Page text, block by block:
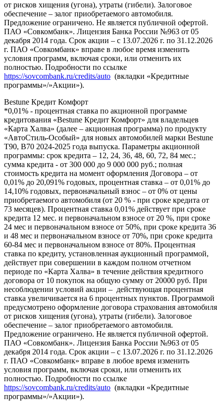
от рисков хищения (угона), утраты (гибели). Залоговое
обеспечение – залог приобретаемого автомобиля.
Предложение ограничено. Не является публичной офертой.
ПАО «Совкомбанк». Лицензия Банка России №963 от 05
декабря 2014 года. Срок акции – с 13.07.2026 г. по 31.12.2026
г. ПАО «Совкомбанк» вправе в любое время изменить
условия программ, включая сроки, или отменить их
полностью. Подробности по ссылке
https://sovcombank.ru/credits/auto (вкладки «Кредитные
программы»/»Акции»).
Bestune Кредит Комфорт
*0,01% - процентная ставка по акционной программе
кредитования «Bestune Кредит Комфорт» для владельцев
«Карта Халва» (далее – акционная программа) по продукту
«АвтоСтиль-Особый» для новых автомобилей марки Bestune
T90, B70 2024-2025 года выпуска. Параметры акционной
программы: срок кредита – 12, 24, 36, 48, 60, 72, 84 мес.;
сумма кредита - от 300 000 до 9 000 000 руб.; полная
стоимость кредита на момент оформления Договора – от
0,01% до 20,091% годовых, процентная ставка – от 0,01% до
14,10% годовых, первоначальный взнос – от 0% от цены
приобретаемого автомобиля (от 20 % - при сроке кредита от
73 месяцев). Процентная ставка 0,01% действует при сроке
кредита 12 мес. и первоначальном взносе от 20 %, при сроке
24 мес и первоначальном взносе от 50%, при сроке кредита 36
и 48 мес и первоначальном взносе от 70%, при сроке кредита
60-84 мес и первоначальном взносе от 80%. Процентная
ставка по кредиту, установленная аукционный программой,
действует при совершении в каждом полном отчетном
периоде по «Карта Халва» в течение действия кредитного
договора от 10 покупок на общую сумму от 20000 руб. При
несоблюдении условий акции – действующая процентная
ставка увеличивается на 6 процентных пунктов. Программой
предусмотрено оформление договора страхования автомобиля
от рисков хищения (угона), утраты (гибели). Залоговое
обеспечение – залог приобретаемого автомобиля.
Предложение ограничено. Не является публичной офертой.
ПАО «Совкомбанк». Лицензия Банка России №963 от 05
декабря 2014 года. Срок акции – с 13.07.2026 г. по 31.12.2026
г. ПАО «Совкомбанк» вправе в любое время изменить
условия программ, включая сроки, или отменить их
полностью. Подробности по ссылке
https://sovcombank.ru/credits/auto (вкладки «Кредитные
программы»/»Акции»).